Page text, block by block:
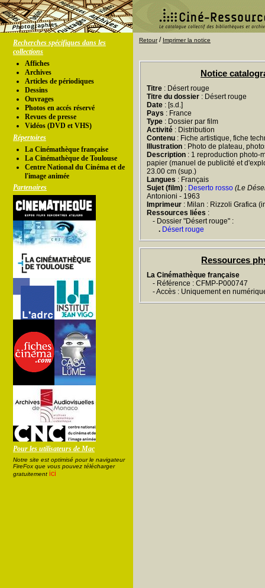
Recherches spécifiques dans les
collections
Affiches
Archives
Articles de périodiques
Dessins
Ouvrages
Photos en accés réservé
Revues de presse
Vidéos (DVD et VHS)
Répertoires
La Cinémathèque française
La Cinémathèque de Toulouse
Centre National du Cinéma et de
l'image animée
Partenaires
Pour les utilisateurs de Mac
Notre site est optimisé pour le navigateur
FireFox que vous pouvez télécharger
gratuitement ici
Retour/ Imprimer la notice
Notice
Titre : Désert rouge
Titre du dossier : Désert rouge
Date : [s.d.]
Pays : France
Type : Dossier par film
Activité : Distribution
Contenu : Fiche artistique, fiche
Illustration : Photo de plateau,
Description : 1 reproduction photo-
papier (manuel de publicité et
23.00 cm (sup.)
Langues : Français
Sujet (film) : Deserto rosso (Le
Antonioni - 1963
Imprimeur : Milan : Rizzoli Grafica
Ressources liées :
- Dossier "Désert rouge" :
. Désert rouge
Ressources
La Cinémathèque française
- Référence : CFMP-P000747
- Accès : Uniquement en